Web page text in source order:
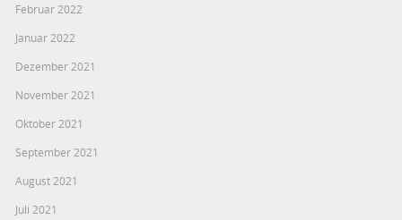
Februar 2022
Januar 2022
Dezember 2021
November 2021
Oktober 2021
September 2021
August 2021
Juli 2021